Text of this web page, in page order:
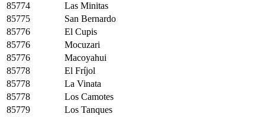
85774
Las Minitas
85775
San Bernardo
85776
El Cupis
85776
Mocuzari
85776
Macoyahui
85778
El Fríjol
85778
La Vinata
85778
Los Camotes
85779
Los Tanques